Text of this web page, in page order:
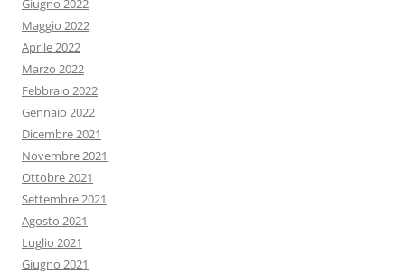
Giugno 2022
Maggio 2022
Aprile 2022
Marzo 2022
Febbraio 2022
Gennaio 2022
Dicembre 2021
Novembre 2021
Ottobre 2021
Settembre 2021
Agosto 2021
Luglio 2021
Giugno 2021